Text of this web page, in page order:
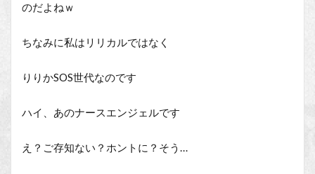
のだよねｗ
ちなみに私はリリカルではなく
りりかSOS世代なのです
ハイ、あのナースエンジェルです
え？ご存知ない？ホントに？そう…